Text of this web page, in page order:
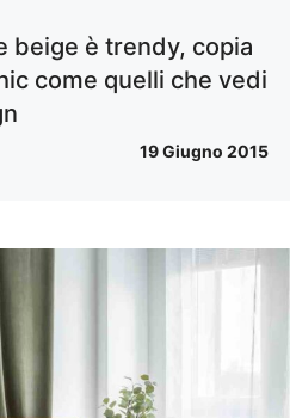
beige è trendy, copia
come quelli che vedi
19 Giugno 2015